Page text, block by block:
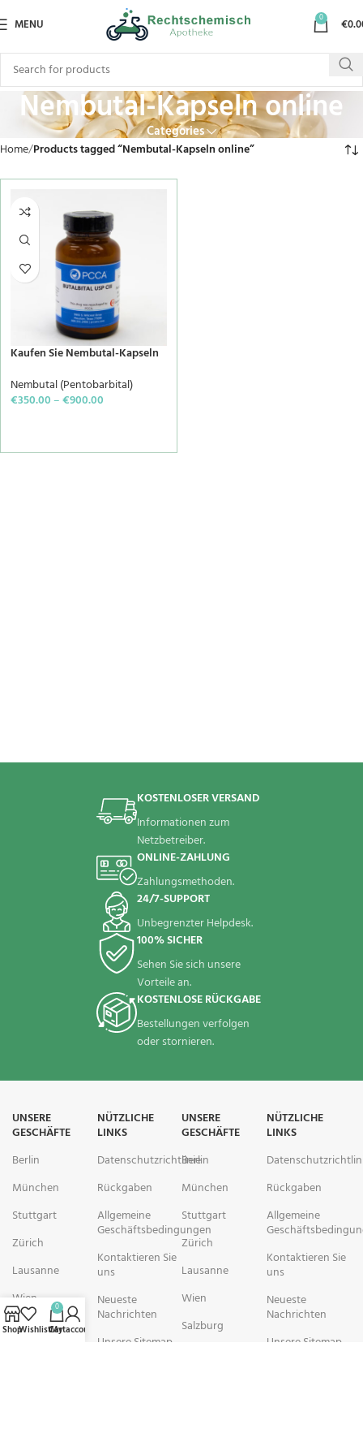
MENU 0 €
Nembutal-Kapseln online
Categories
Home Products tagged “Nembutal-Kapseln online”
Kaufen Sie Nembutal-Kapseln
Nembutal (Pentobarbital)
€350.00–€900.00
KOSTENLOSER VERSAND
Informationen zum
Netzbetreiber.
ONLINE-ZAHLUNG
Zahlungsmethoden.
24/7-SUPPORT
Unbegrenzter Helpdesk.
100% SICHER
Sehen Sie sich unsere
Vorteile an.
KOSTENLOSE RÜCKGABE
Bestellungen verfolgen
oder stornieren.
UNSERE
GESCHÄFTE
Berlin
München
Stuttgart
Zürich
Lausanne
Wien
Salzburg
NÜTZLICHE
LINKS
Datenschutzrichtlinie
Rückgaben
Allgemeine
Geschäftsbedingungen
Kontaktieren Sie
uns
Neueste
Nachrichten
Unsere Sitemap
UNSERE
GESCHÄFTE
Berlin
München
Stuttgart
Zürich
Lausanne
Wien
Salzburg
NÜTZLICHE
LINKS
Rückgaben
Allgemeine
Kontaktieren Sie
uns
Neueste
Nachrichten
Unsere Sitemap
ShopWishlist
0
Cart
My account